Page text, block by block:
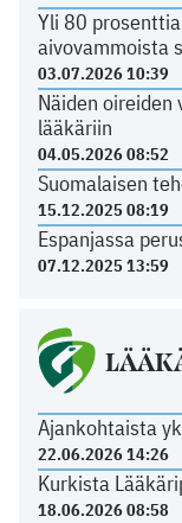
Yli 80
aivovammoista
03.07.2026 10:39
Näiden oireiden
lääkäriin
04.05.2026 08:52
Suomalaisen
15.12.2025 08:19
Espanjassa
07.12.2025 13:59
Ajankohtaista
22.06.2026 14:26
Kurkista
18.06.2026 08:58